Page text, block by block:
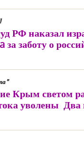
РФ наказал
за заботу о
Крым светом
уволены